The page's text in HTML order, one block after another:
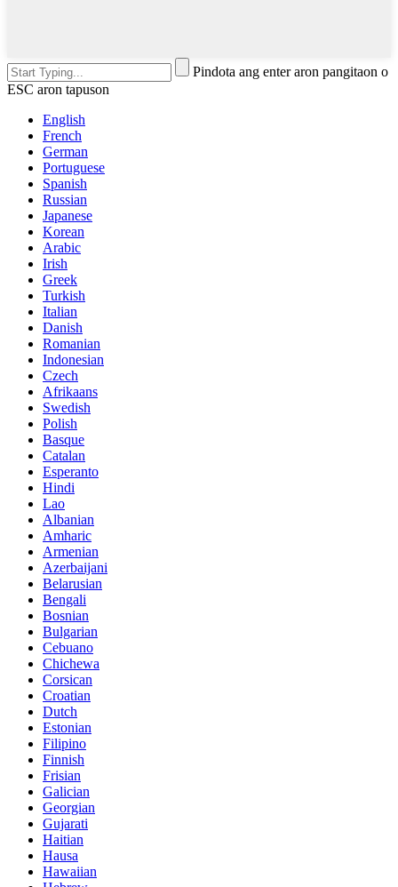
Pindota ang enter aron pangitaon o
ESC aron tapuson
English
French
German
Portuguese
Spanish
Russian
Japanese
Korean
Arabic
Irish
Greek
Turkish
Italian
Danish
Romanian
Indonesian
Czech
Afrikaans
Swedish
Polish
Basque
Catalan
Esperanto
Hindi
Lao
Albanian
Amharic
Armenian
Azerbaijani
Belarusian
Bengali
Bosnian
Bulgarian
Cebuano
Chichewa
Corsican
Croatian
Dutch
Estonian
Filipino
Finnish
Frisian
Galician
Georgian
Gujarati
Haitian
Hausa
Hawaiian